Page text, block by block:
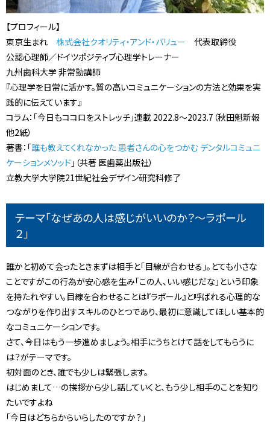
【プロフィール】
東京生まれ 株式会社クオリティ・アンド・バリュー 代表取締役
公認心理師／ドイツポジティブ心理学トレーナー
九州歯科大学 非常勤講師
『心理学を日常に活かす。質の高いコミュニケーションの方法と効果を実
践的に伝えています』
コラム：「今日もココロをストレッチ」連載 2022.8～2023.7（秋田魁新報
他2紙）
著書：「誰も教えてくれなかった 患者さんの心をつかむ デンタルコミュニ
ケーションメソッド 」（共著 医歯薬出版社）
立教大学大学院21世紀社会デザイン研究科修了
テーマ「なぜあの人は感じがいいのか？～ラポール
２」
誰かと初めて会ったときまずは相手と「目線が合わせる」。とても小さな
ことですがこの行為が安心感を生み「この人、いい感じだな」という印象
を持たれやすい。目線を合わせることは『ラポール』と呼ばれる心理的な
つながりを作り出すスキルのひとつであり、最初に意識してほしい基本的
なコミュニケーションです。
さて、今日はもう一歩進めましょう。相手にうちとけて話をしてもらうに
は？がテーマです。
初対面のとき、誰でも少しは緊張します。
はじめまして…の挨拶から少し話していくと、もう少し相手のことを知り
たいですよね
「今日はどちらからいらしたのですか？」